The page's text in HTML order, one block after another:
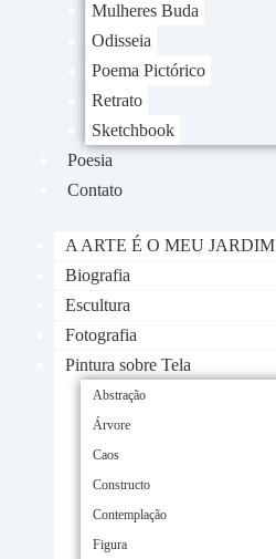
Mulheres Buda
Odisseia
Poema Pictórico
Retrato
Sketchbook
Poesia
Contato
A ARTE É O MEU JARDIM
Biografia
Escultura
Fotografia
Pintura sobre Tela
Abstração
Árvore
Caos
Constructo
Contemplação
Figura